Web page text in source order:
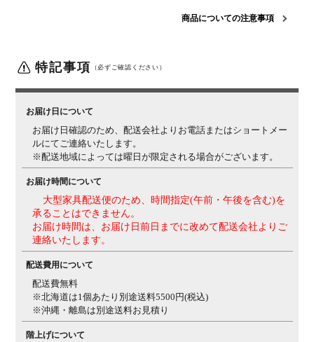
ご注意 【材質について】 この商品は天然木を使用しているた
ざいますので、予めご了承ください。
商品についての注意事項
特記事項 （必ずご確認ください）
お届け日について
お届け日確認のため、配送会社よりお電話またはショートメー
ルにてご連絡いたします。
※配送地域によっては曜日が限定される場合がございます。
お届け時間について
大型家具配送便のため、時間指定(午前・午後を含む)を
承ることはできません。
お届け時間は、お届け日前日までに改めて配送会社よりご
連絡いたします。
配送費用について
配送費無料
※北海道は1個あたり別途送料5500円(税込)
※沖縄・離島は別途送料お見積り
階上げについて